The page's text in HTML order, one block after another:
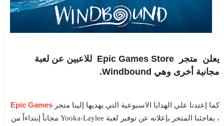
يعلن متجر Epic Games Store للاعبين عن لعبة
مجانية أخرى وهي Windbound.
كما إعتدنا علي الهدايا الاسبوعية التي يهديها إلينا متجر Epic Games
، يفاجئنا المتجر بإعلانه عن توفير لعبة Yooka-Laylee مجاناً إبتداءاً من